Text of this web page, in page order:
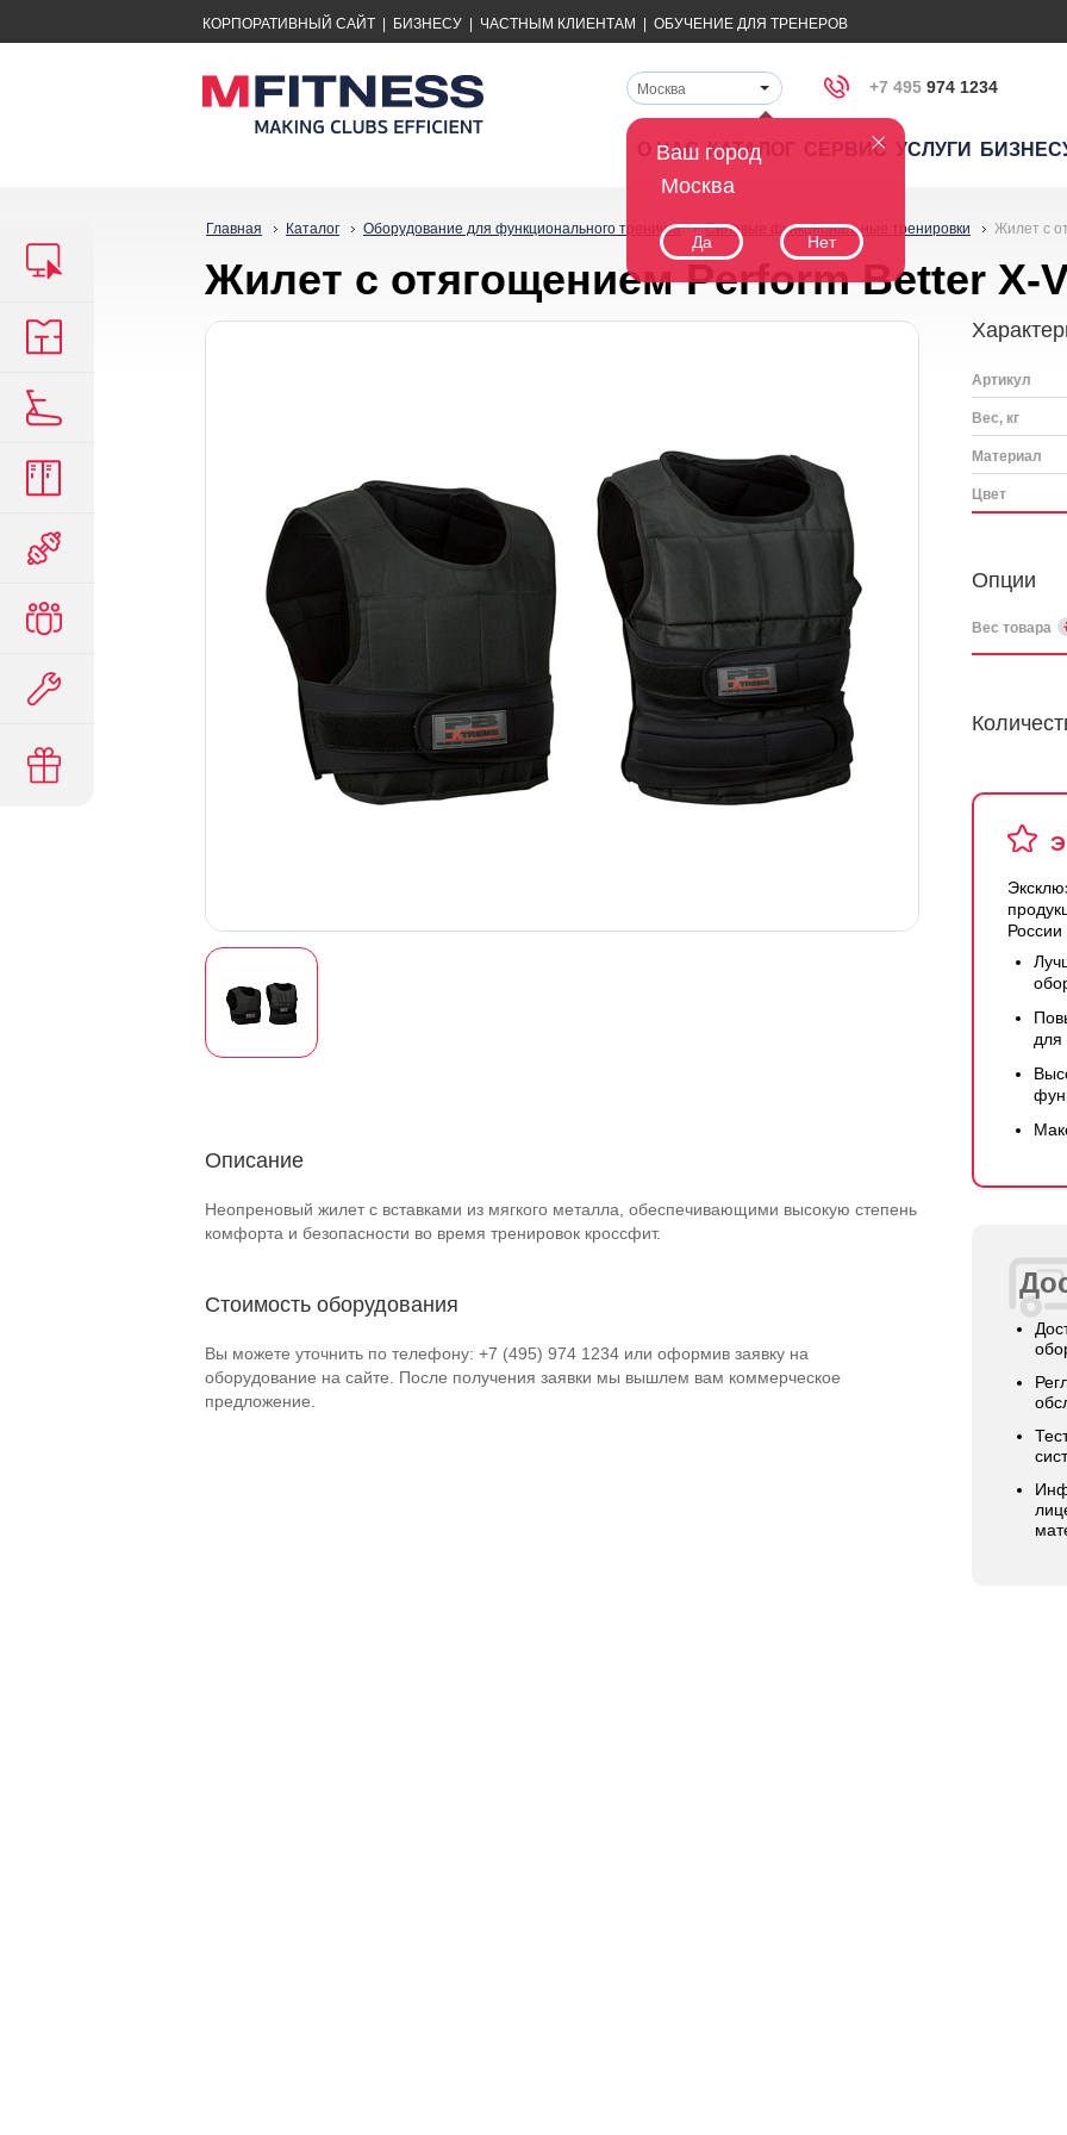
КОРПОРАТИВНЫЙ САЙТ БИЗНЕСУ ЧАСТНЫМ КЛИЕНТАМ ОБУЧЕНИЕ ДЛЯ ТРЕНЕРОВ
Ваш город
Москва
Да Нет
Москва +7 495 974 1234
О НАС КАТАЛОГ СЕРВИС УСЛУГИ
Главная Каталог Оборудование для функционального тренинга Силовые функциональные тренировки Жилет с
Жилет с отягощением Perform Better X-
Артикул
Вес, кг
Материал
Цвет
Опции
Вес товара
для
Описание
Неопреновый жилет с вставками из мягкого металла, обеспечивающими высокую степень
комфорта и безопасности во время тренировок кроссфит.
Стоимость оборудования
Вы можете уточнить по телефону: +7 (495) 974 1234 или оформив заявку на
оборудование на сайте. После получения заявки мы вышлем вам коммерческое
предложение.